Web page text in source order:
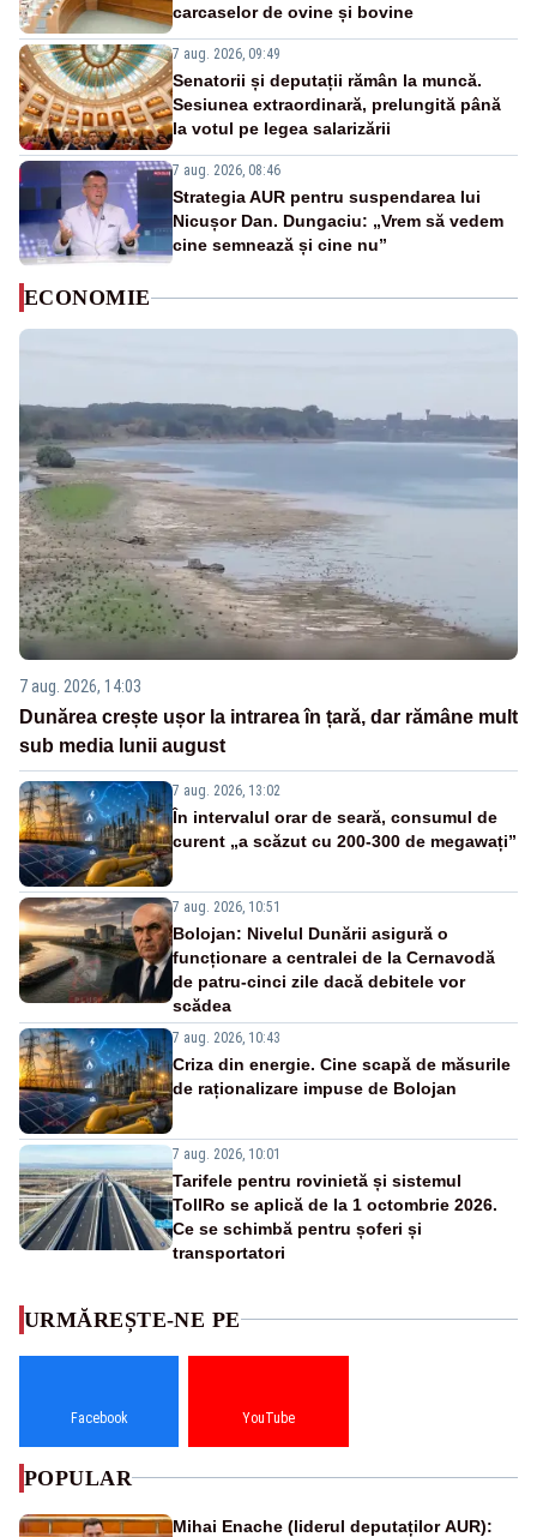
carcaselor de ovine și bovine
7 aug. 2026, 09:49
Senatorii și deputații rămân la muncă.
Sesiunea extraordinară, prelungită până
la votul pe legea salarizării
7 aug. 2026, 08:46
Strategia AUR pentru suspendarea lui
Nicușor Dan. Dungaciu: „Vrem să vedem
cine semnează și cine nu”
ECONOMIE
7 aug. 2026, 14:03
Dunărea crește ușor la intrarea în țară, dar rămâne mult
sub media lunii august
7 aug. 2026, 13:02
În intervalul orar de seară, consumul de
curent „a scăzut cu 200-300 de megawați”
7 aug. 2026, 10:51
Bolojan: Nivelul Dunării asigură o
funcționare a centralei de la Cernavodă
de patru-cinci zile dacă debitele vor
scădea
7 aug. 2026, 10:43
Criza din energie. Cine scapă de măsurile
de raționalizare impuse de Bolojan
7 aug. 2026, 10:01
Tarifele pentru rovinietă și sistemul
TollRo se aplică de la 1 octombrie 2026.
Ce se schimbă pentru șoferi și
transportatori
URMĂREȘTE-NE PE
Facebook YouTube
POPULAR
Mihai Enache (liderul deputaților AUR):